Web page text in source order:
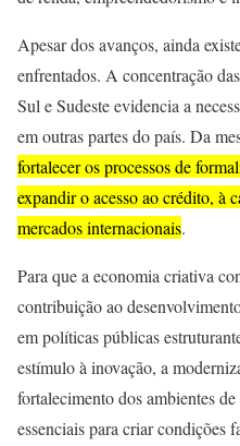
Apesar dos avanços, ainda
enfrentados. A concentração
Sul e Sudeste evidencia a
em outras partes do país. Da
fortalecer os processos de
expandir o acesso ao crédito, à
mercados internacionais.
Para que a economia criativa
contribuição ao
em políticas públicas
estímulo à inovação, a
fortalecimento dos ambientes
essenciais para criar condições